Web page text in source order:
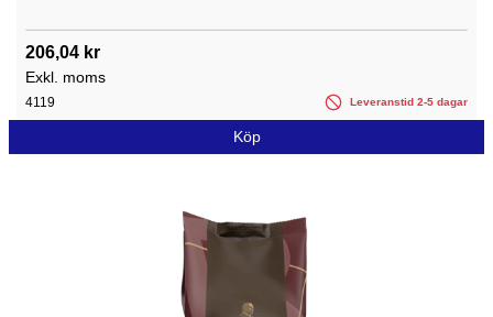
206,04 kr
Exkl. moms
4119 Leveranstid 2-5 dagar
Köp